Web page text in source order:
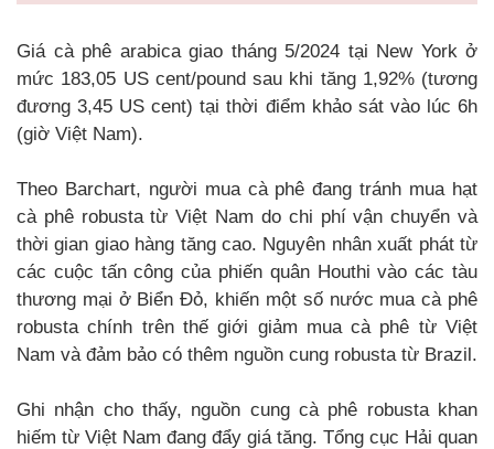
Giá cà phê arabica giao tháng 5/2024 tại New York ở
mức 183,05 US cent/pound sau khi tăng 1,92% (tương
đương 3,45 US cent) tại thời điểm khảo sát vào lúc 6h
(giờ Việt Nam).
Theo Barchart, người mua cà phê đang tránh mua hạt
cà phê robusta từ Việt Nam do chi phí vận chuyển và
thời gian giao hàng tăng cao. Nguyên nhân xuất phát từ
các cuộc tấn công của phiến quân Houthi vào các tàu
thương mại ở Biển Đỏ, khiến một số nước mua cà phê
robusta chính trên thế giới giảm mua cà phê từ Việt
Nam và đảm bảo có thêm nguồn cung robusta từ Brazil.
Ghi nhận cho thấy, nguồn cung cà phê robusta khan
hiếm từ Việt Nam đang đẩy giá tăng. Tổng cục Hải quan